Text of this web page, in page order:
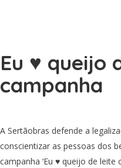
Eu ♥ queijo
campanha
A Sertãobras defende a
conscientizar as pessoas dos
campanha ‘Eu ♥ queijo de leite